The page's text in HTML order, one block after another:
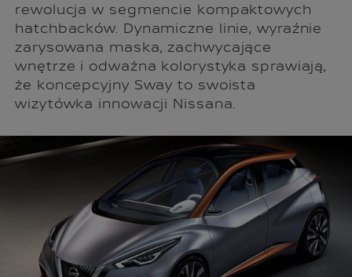
rewolucja w segmencie kompaktowych
hatchbacków. Dynamiczne linie, wyraźnie
zarysowana maska, zachwycające
wnętrze i odważna kolorystyka sprawiają,
że koncepcyjny Sway to swoista
wizytówka innowacji Nissana.